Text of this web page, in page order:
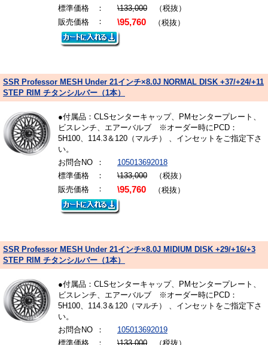
標準価格
： \133,000 （税抜）
販売価格
： \95,760 （税抜）
SSR Professor MESH Under 21インチ×8.0J NORMAL DISK +37/+24/+11
STEP RIM チタンシルバー（1本）
●付属品：CLSセンターキャップ、PMセンタープレート、
ビスレンチ、エアーバルブ ※オーダー時にPCD：
5H100、114.3＆120（マルチ） 、インセットをご指定下さ
い。
お問合NO
：
105013692018
標準価格
： \133,000 （税抜）
販売価格
： \95,760 （税抜）
SSR Professor MESH Under 21インチ×8.0J MIDIUM DISK +29/+16/+3
STEP RIM チタンシルバー（1本）
●付属品：CLSセンターキャップ、PMセンタープレート、
ビスレンチ、エアーバルブ ※オーダー時にPCD：
5H100、114.3＆120（マルチ） 、インセットをご指定下さ
い。
お問合NO
：
105013692019
標準価格
： \133,000 （税抜）